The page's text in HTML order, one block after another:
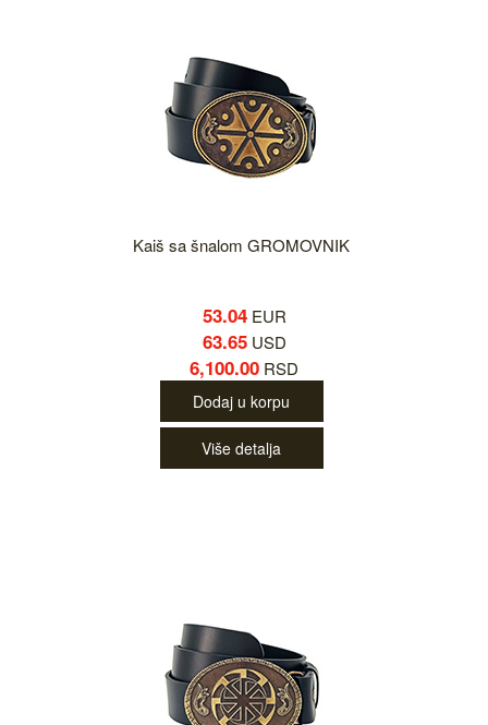
Kaiš sa šnalom GROMOVNIK
53.04EUR
63.65USD
6,100.00 RSD
Dodaj u korpu
Više detalja